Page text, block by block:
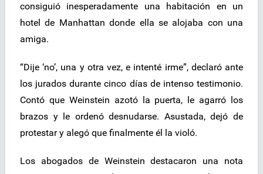
consiguió inesperadamente una habitación en un
hotel de Manhattan donde ella se alojaba con una
amiga.
“Dije ‘no’, una y otra vez, e intenté irme”, declaró ante
los jurados durante cinco días de intenso testimonio.
Contó que Weinstein azotó la puerta, le agarró los
brazos y le ordenó desnudarse. Asustada, dejó de
protestar y alegó que finalmente él la violó.
Los abogados de Weinstein destacaron una nota